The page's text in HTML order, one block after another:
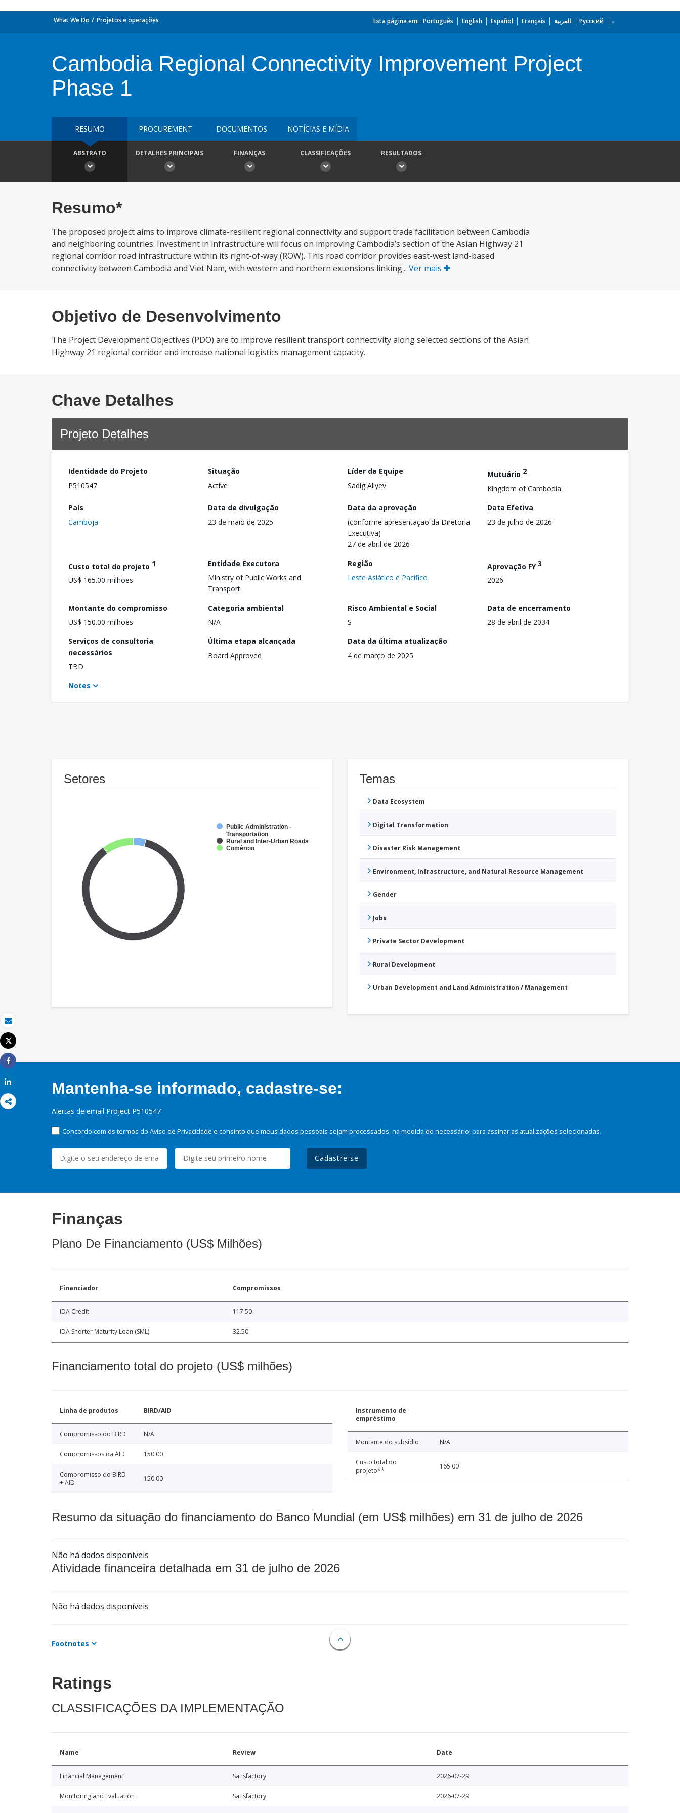
Email
Imprimir
Tweet
Share
What We Do Projetos e operações Esta página em: Português English Español Français العربية Русский
Cambodia Regional Connectivity Improvement Project
Phase 1
RESUMO PROCUREMENT DOCUMENTOS NOTÍCIAS E MÍDIA
ABSTRATO DETALHES PRINCIPAIS FINANÇAS CLASSIFICAÇÕES RESULTADOS
Resumo*
The proposed project aims to improve climate-resilient regional connectivity and support trade facilitation between Cambodia
and neighboring countries. Investment in infrastructure will focus on improving Cambodia’s section of the Asian Highway 21
regional corridor road infrastructure within its right-of-way (ROW). This road corridor provides east-west land-based
connectivity between Cambodia and Viet Nam, with western and northern extensions linking... Ver mais
Objetivo de Desenvolvimento
The Project Development Objectives (PDO) are to improve resilient transport connectivity along selected sections of the Asian
Highway 21 regional corridor and increase national logistics management capacity.
Chave Detalhes
Projeto Detalhes
Identidade do Projeto
P510547
Situação
Active
Líder da Equipe
Sadig Aliyev
Mutuário 2
Kingdom of Cambodia
País
Camboja
Data de divulgação
23 de maio de 2025
Data da aprovação
(conforme apresentação da Diretoria
Executiva)
27 de abril de 2026
Data Efetiva
23 de julho de 2026
Custo total do projeto 1
US$ 165.00 milhões
Entidade Executora
Ministry of Public Works and
Transport
Região
Leste Asiático e Pacífico
Aprovação FY3
2026
Montante do compromisso
US$ 150.00 milhões
Categoria ambiental
N/A
Risco Ambiental e Social
S
Data de encerramento
28 de abril de 2034
Serviços de consultoria
necessários
TBD
Última etapa alcançada
Board Approved
Data da última atualização
4 de março de 2025
Notes
Setores
Public Administration -
Transportation
Rural and Inter-Urban Roads
Comércio
Temas
Data Ecosystem
Digital Transformation
Disaster Risk Management
Environment, Infrastructure, and Natural Resource Management
Gender
Jobs
Private Sector Development
Rural Development
Urban Development and Land Administration / Management
Mantenha-se informado, cadastre-se:
Alertas de email Project P510547
Concordo com os termos do Aviso de Privacidade e consinto que meus dados pessoais sejam processados, na medida do necessário, para assinar as atualizações selecionadas.
Cadastre-se
Finanças
Plano De Financiamento (US$ Milhões)
Financiador Compromissos
IDA Credit 117.50
IDA Shorter Maturity Loan (SML) 32.50
Financiamento total do projeto (US$ milhões)
Linha de produtos BIRD/AID
Compromisso do BIRD N/A
Compromissos da AID 150.00
Compromisso do BIRD
+ AID
150.00
Instrumento de
empréstimo
Montante do subsídio N/A
Custo total do
projeto**
165.00
Resumo da situação do financiamento do Banco Mundial (em US$ milhões) em 31 de julho de 2026
Não há dados disponíveis
Atividade financeira detalhada em 31 de julho de 2026
Não há dados disponíveis
Footnotes
Ratings
CLASSIFICAÇÕES DA IMPLEMENTAÇÃO
Name Review Date
Financial Management Satisfactory 2026-07-29
Monitoring and Evaluation Satisfactory 2026-07-29